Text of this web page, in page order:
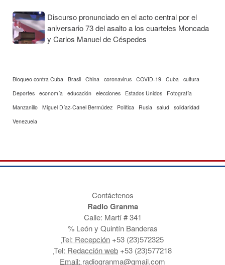
Discurso pronunciado en el acto central por el
aniversario 73 del asalto a los cuarteles Moncada
y Carlos Manuel de Céspedes
Bloqueo contra Cuba Brasil China coronavirus COVID-19 Cuba cultura
Deportes economía educación elecciones Estados Unidos
Fotografía
Manzanillo Miguel Díaz-Canel Bermúdez Política Rusia salud solidaridad
Venezuela
Contáctenos
Radio Granma
Calle: Martí # 341
% León y Quintín Banderas
Tel: Recepción +53 (23)572325
Tel: Redacción web+53 (23)577218
Email: radiogranma@gmail.com